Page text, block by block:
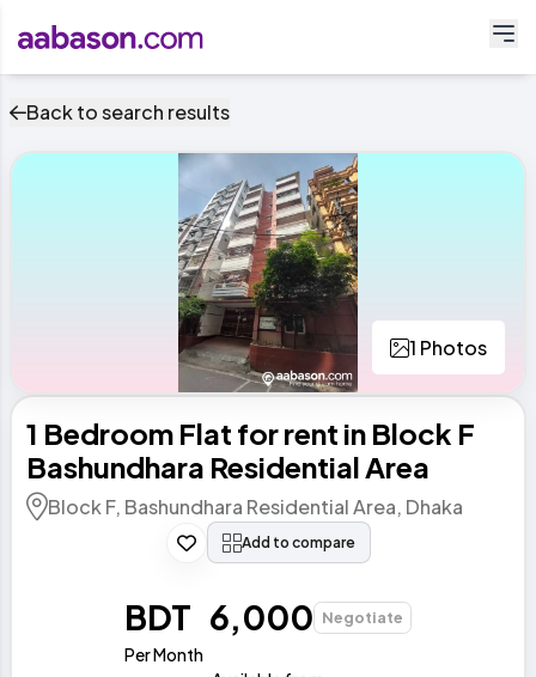
Back to search results
1 Photos
1 Bedroom Flat for rent in Block F
Bashundhara Residential Area
Block F, Bashundhara Residential Area, Dhaka
Add to compare
BDT 6,000 Negotiate
Per Month